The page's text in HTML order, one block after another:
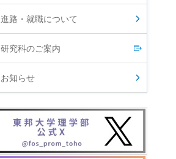
進路・就職について
研究科のご案内
お知らせ